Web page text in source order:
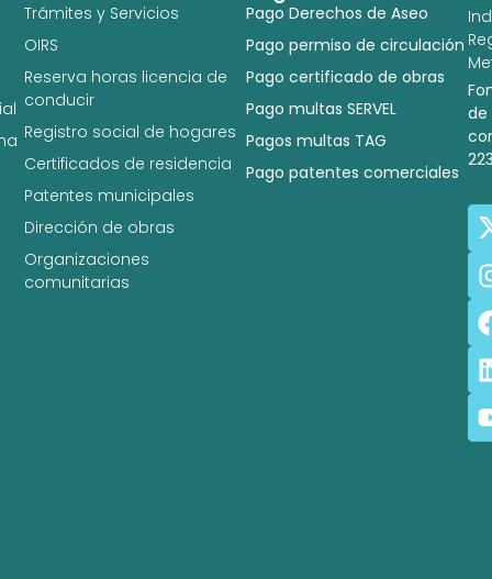
Pago Derechos de Aseo
Pago permiso de circulación
Pago certificado de obras
Pago multas SERVEL
Pagos multas TAG
Pago patentes comerciales
Trámites y Servicios
OIRS
Reserva horas licencia de
conducir
Registro social de hogares
Certificados de residencia
Patentes municipales
Dirección de obras
Organizaciones
comunitarias
de